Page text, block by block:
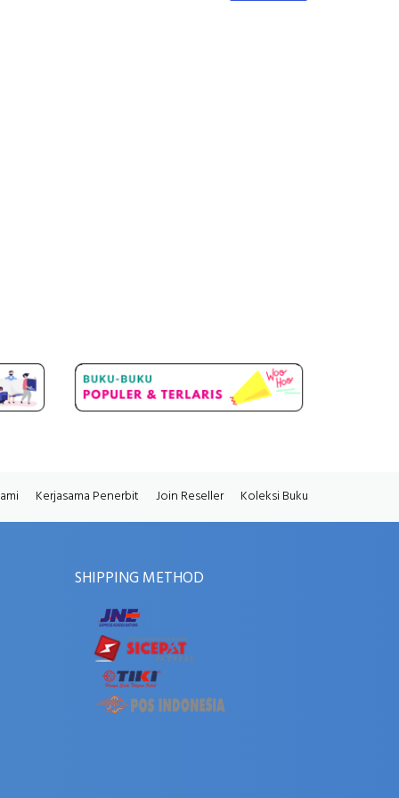
Kerjasama Penerbit Join Reseller Koleksi Buku
SHIPPING METHOD